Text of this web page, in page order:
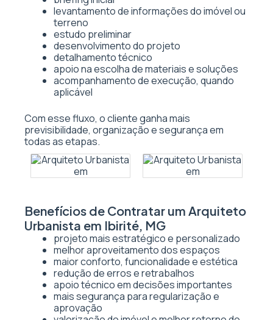
levantamento de informações do imóvel ou
terreno
estudo preliminar
desenvolvimento do projeto
detalhamento técnico
apoio na escolha de materiais e soluções
acompanhamento de execução, quando
aplicável
Com esse fluxo, o cliente ganha mais
previsibilidade, organização e segurança em
todas as etapas.
Benefícios de Contratar um Arquiteto
Urbanista em Ibirité, MG
projeto mais estratégico e personalizado
melhor aproveitamento dos espaços
maior conforto, funcionalidade e estética
redução de erros e retrabalhos
apoio técnico em decisões importantes
mais segurança para regularização e
aprovação